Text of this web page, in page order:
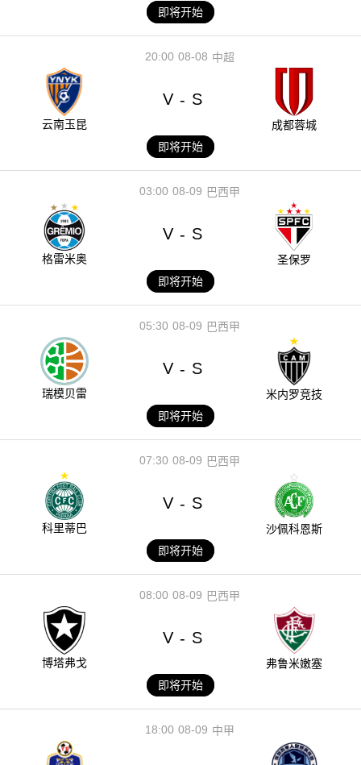
即将开始
08-08
20:00 中超
云南玉昆
V - S
成都蓉城
即将开始
08-09
03:00 巴西甲
格雷米奥
V - S
圣保罗
即将开始
08-09
05:30 巴西甲
瑞模贝雷
V - S
米内罗竞技
即将开始
08-09
07:30 巴西甲
科里蒂巴
V - S
沙佩科恩斯
即将开始
08-09
08:00 巴西甲
博塔弗戈
V - S
弗鲁米嫩塞
即将开始
08-09
18:00 中甲